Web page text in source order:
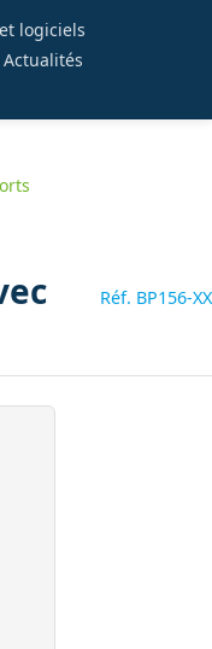
logiciels
Actualités
Réf. BP156-XX